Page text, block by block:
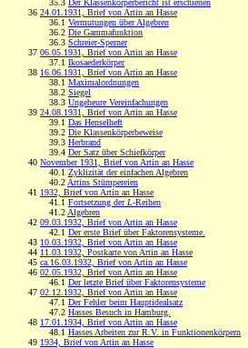
35.3 Der Klassenkörperbericht ist erschienen
36 24.01.1931, Brief von Artin an Hasse
36.1 Vermutungen über Algebren
36.2 Die Gammafunktion
36.3 Schreier-Sperner
37 06.05.1931, Brief von Artin an Hasse
37.1 Ikosaederkörper
38 16.06.1931, Brief von Artin an Hasse
38.1 Maximalordnungen
38.2 Siegel
38.3 Ungeheure Vereinfachungen
39 24.08.1931, Brief von Artin an Hasse
39.1 Das Henselheft
39.2 Die Klassenkörperbeweise
39.3 Herbrand
39.4 Der Satz über Schiefkörper
40 November 1931, Brief von Artin an Hasse
40.1 Zyklizität der einfachen Algebren
40.2 Artins Stümpereien
41 1932, Brief von Artin an Hasse
41.1 Fortsetzung der L-Reihen
41.2 Algebren
42 09.03.1932, Brief von Artin an Hasse
42.1 Der erste Brief über Faktorensysteme.
43 10.03.1932, Brief von Artin an Hasse
44 11.03.1932, Postkarte von Artin an Hasse
45 ca.16.03.1932, Brief von Artin an Hasse
46 02.05.1932, Brief von Artin an Hasse
46.1 Der letzte Brief über Faktorensysteme
47 02.12.1932, Brief von Artin an Hasse
47.1 Der Fehler beim Hauptidealsatz
47.2 Hasses Besuch in Hamburg.
48 17.01.1934, Brief von Artin an Hasse
48.1 Hasses Arbeiten zur R.V. in Funktionenkörpern
49 1934, Brief von Artin an Hasse